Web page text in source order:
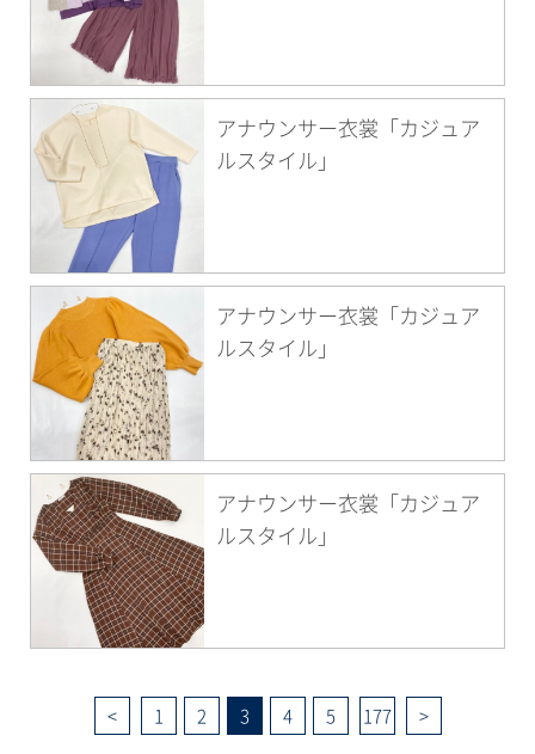
アナウンサー衣裳「カジュア
ルスタイル」
アナウンサー衣裳「カジュア
ルスタイル」
アナウンサー衣裳「カジュア
ルスタイル」
1 2 3 4 5 177